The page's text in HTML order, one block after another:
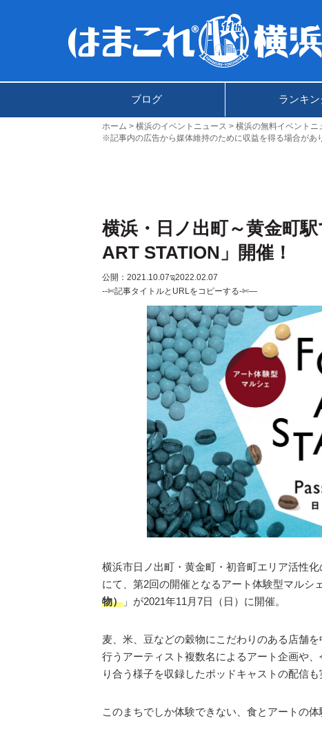
ブログ ランキン
ホーム 横浜のイベントニュース
横浜の無料イベントニ
※記事内の広告から媒体維持のために収益を得る場合があ
横浜・日ノ出町～黄金町
ART STATION」開催！
公開：2021.10.07ಇ2022.02.07
--✄記事タイトルとURLをコピーする-✄—
横浜市日ノ出町・黄金町・初音町エリア活性
にて、第2回の開催となるアート体験型マルシ
物） 」が2021年11月7日（日）に開催。
麦、米、豆などの穀物にこだわりのある店舗
行うアーティスト複数名によるアート企画や
り合う様子を収録したポッドキャストの配信も
このまちでしか体験できない、食とアートの体